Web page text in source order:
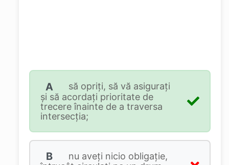
A
să opriți, să vă asigurați
și să acordați prioritate de
trecere înainte de a traversa
intersecția;
B
nu aveți nicio obligație,